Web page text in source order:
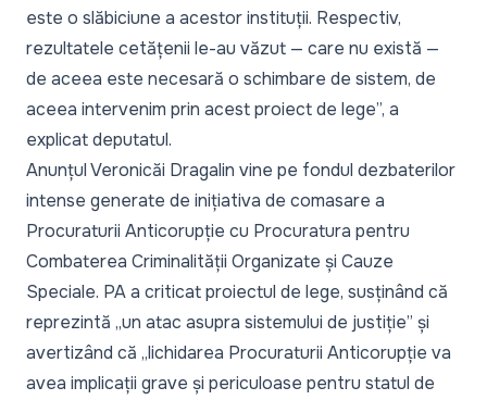
este o slăbiciune a acestor instituții. Respectiv,
rezultatele cetățenii le-au văzut — care nu există —
de aceea este necesară o schimbare de sistem, de
aceea intervenim prin acest proiect de lege”, a
explicat deputatul.
Anunțul Veronicăi Dragalin vine pe fondul dezbaterilor
intense generate de inițiativa de comasare a
Procuraturii Anticorupție cu Procuratura pentru
Combaterea Criminalității Organizate și Cauze
Speciale. PA a criticatproiectul de lege, susținând că
reprezintă „un atac asupra sistemului de justiție” și
avertizând că „lichidarea Procuraturii Anticorupție va
avea implicații grave și periculoase pentru statul de